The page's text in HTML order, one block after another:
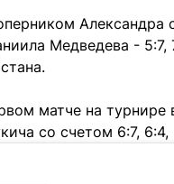
Александра
Медведева - 5:7,
матче на турнире
со счетом 6:7, 6:4,